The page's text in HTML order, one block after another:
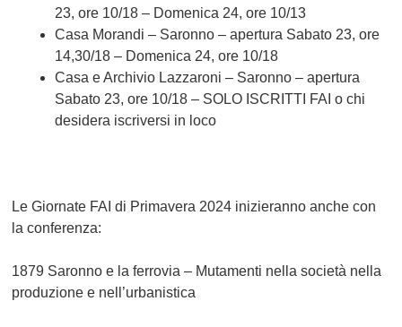
23, ore 10/18 – Domenica 24, ore 10/13
Casa Morandi – Saronno – apertura Sabato 23, ore
14,30/18 – Domenica 24, ore 10/18
Casa e Archivio Lazzaroni – Saronno – apertura
Sabato 23, ore 10/18 – SOLO ISCRITTI FAIo chi
desidera iscriversi in loco
Le Giornate FAI di Primavera 2024 inizieranno anche con
la conferenza:
1879 Saronno e la ferrovia – Mutamenti nella società nella
produzione e nell’urbanistica